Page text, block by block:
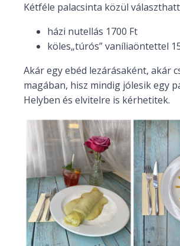
Kétféle palacsinta közül
házi nutellás 1700 Ft
köles„túrós” vaníliaöntettel
Akár egy ebéd lezárásaként, akár
magában, hisz mindig jólesik egy
Helyben és elvitelre is kérhetitek.